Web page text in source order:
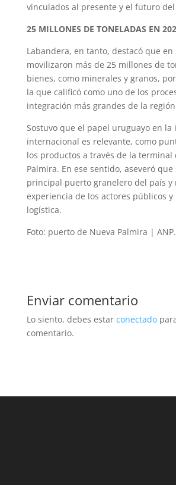
vinculados al presente y el futuro
25 MILLONES DE TONELADAS EN
Labandera, en tanto, destacó que en
movilizaron más de 25 millones de
bienes, como minerales y granos,
la que calificó como uno de los
integración más grandes de la
Sostuvo que el papel uruguayo en la
internacional es relevante, como
los productos a través de la terminal
Palmira. En ese sentido, aseveró
principal puerto granelero del país y
experiencia de los actores públicos
logística.
Foto: puerto de Nueva Palmira | ANP.
Enviar comentario
Lo siento, debes estar conectado
comentario.